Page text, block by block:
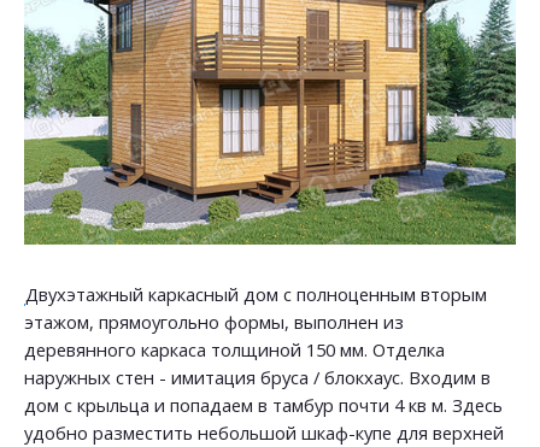
Двухэтажный каркасный дом с полноценным вторым
этажом, прямоугольно формы, выполнен из
деревянного каркаса толщиной 150 мм. Отделка
наружных стен - имитация бруса / блокхаус. Входим в
дом с крыльца и попадаем в тамбур почти 4 кв м. Здесь
удобно разместить небольшой шкаф-купе для верхней